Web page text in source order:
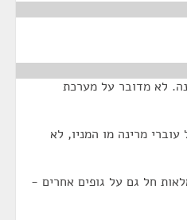
לא מדובר על מערכת
מרינה מו המניו, לא
חל גם על גופים אחרים -